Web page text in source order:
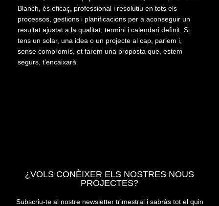
Blanch, és eficaç, professional i resolutiu en tots els
processos, gestions i planificacions per a aconseguir un
resultat ajustat a la qualitat, termini i calendari definit. Si
tens un solar, una idea o un projecte al cap, parlem i,
sense compromís, et farem una proposta que, estem
segurs, t’encaixarà
¿VOLS CONÈIXER ELS NOSTRES NOUS
PROJECTES?
Subscriu-te al nostre newsletter trimestral i sabràs tot el quin